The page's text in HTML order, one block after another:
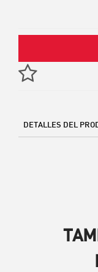
DETALLES DEL